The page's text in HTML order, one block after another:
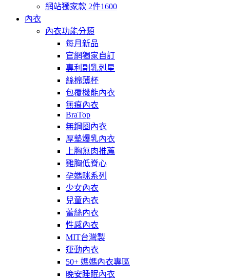
網站獨家款 2件1600
內衣
內衣功能分類
每月新品
官網獨家自訂
專利副乳剋星
絲棉薄杯
包覆機能內衣
無痕內衣
BraTop
無鋼圈內衣
厚墊爆乳內衣
上胸無肉推薦
雞胸低脊心
孕媽咪系列
少女內衣
兒童內衣
蕾絲內衣
性感內衣
MIT台灣製
運動內衣
50+ 媽媽內衣專區
晚安睡眠內衣